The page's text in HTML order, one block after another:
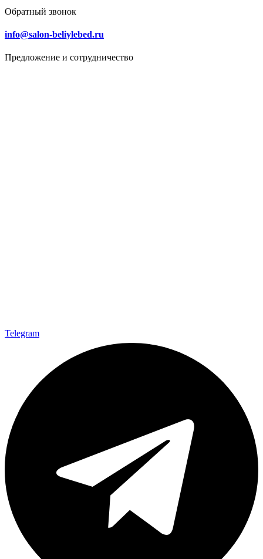
Обратный звонок
info@salon-beliylebed.ru
Предложение и сотрудничество
Telegram